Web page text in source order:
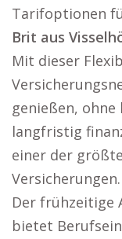
Tarifoptionen
Brit aus
Mit dieser
genießen, ohne
langfristig
einer der
Versicherungen.
Der frühzeitige
bietet